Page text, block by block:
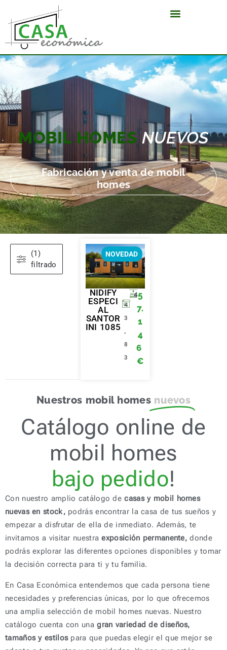
MOBIL HOMESNUEVOS
Fabricación y venta de mobil
homes
(1)
filtrado
NOVEDAD
NIDIFY
ESPECI
AL
SANTOR
INI 1085
4
3
,
8
3
45
7.
1
4
6
€
Nuestros mobil homes nuevos
Catálogo online de
mobil homes
bajo pedido!
Con nuestro amplio catálogo decasas y mobil homes
nuevas en stock,podrás encontrar la casa de tus sueños y
empezar a disfrutar de ella de inmediato. Además, te
invitamos a visitar nuestraexposición permanente, donde
podrás explorar las diferentes opciones disponibles y tomar
la decisión correcta para ti y tu familia.
En Casa Económica entendemos que cada persona tiene
necesidades y preferencias únicas, por lo que ofrecemos
una amplia selección de mobil homes nuevas. Nuestro
catálogo cuenta con unagran variedad de diseños,
tamaños y estilospara que puedas elegir el que mejor se